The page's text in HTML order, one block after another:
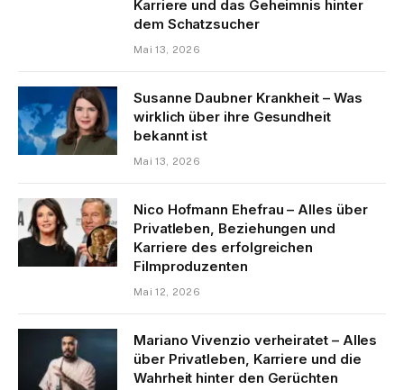
Karriere und das Geheimnis hinter
dem Schatzsucher
Mai 13, 2026
Susanne Daubner Krankheit – Was
wirklich über ihre Gesundheit
bekannt ist
Mai 13, 2026
Nico Hofmann Ehefrau – Alles über
Privatleben, Beziehungen und
Karriere des erfolgreichen
Filmproduzenten
Mai 12, 2026
Mariano Vivenzio verheiratet – Alles
über Privatleben, Karriere und die
Wahrheit hinter den Gerüchten